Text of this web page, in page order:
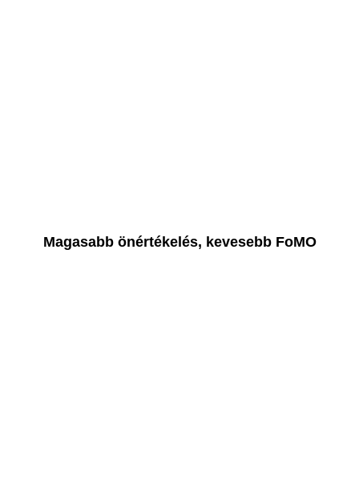
Magasabb önértékelés, kevesebb FoMO